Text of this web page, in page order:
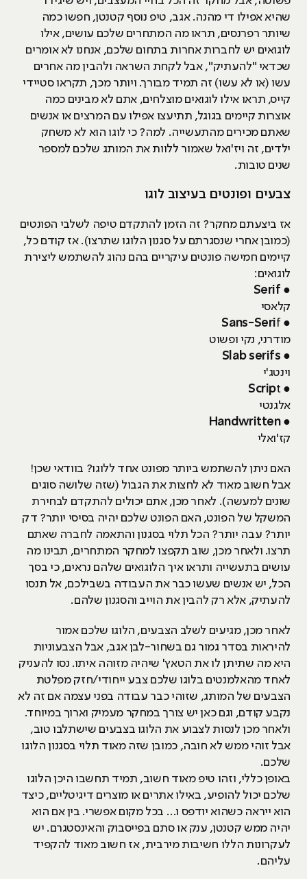
שהיא אפילו די מהנה. אגב, טיפ נוסף קטנטן, חפשו כמה
שיותר רפרנסים, תראו מה המתחרים שלכם עושים, אילו
לוגואים יש לחברות אחרות בתחום שלכם, אנחנו לא אומרים
שכדאי "להעתיק", אבל לקחת השראה ולהבין מה אחרים
עשו (או לא עשו) זה תמיד מבורך. ויותר מכך, תקראו סטיידי
קייס, תראו אילו לוגואים מוצלחים, אתם לא מבינים כמה
אוצרות קיימים בגוגל, תתיעצו אפילו עם המרצים או אנשים
שאתם מכירים מהתעשייה. למה? כי לוגו הוא לא משחק
ילדים, זה ויז'ואל שאמור ללוות את המותג שלכם למספר
שנים טובות.
צבעים ופונטים בעיצוב לוגו
אז ביצעתם מחקר? זה הזמן להתקדם טיפה לשלבי הפונטים
(כמובן אחרי שנסגרתם על סגנון הלוגו שתרצו). אז קודם כל,
קיימים חמישה פונטים עיקריים בהם נהוג להשתמש ליצירת
לוגואים:
●
Serif
קלאסי
●
Sans-Serif
מודרני, נקי ופשוט
●
Slab serifs
וינטג'י
●
Script
אלגנטי
●
Handwritten
קז'ואלי
האם ניתן להשתמש ביותר מפונט אחד ללוגו? בוודאי שכן!
אבל חשוב מאוד לא לחצות את הגבול (שזה שלושה סוגים
שונים למעשה). לאחר מכן, אתם יכולים להתקדם לבחירת
המשקל של הפונט, האם הפונט שלכם יהיה בסיסי יותר? דק
יותר? עבה יותר? הכל תלוי בסגנון והתאמה לחברה שאתם
תרצו. ולאחר מכן, שוב תקפצו למחקר המתחרים, תבינו מה
עושים בתעשייה ותראו איך הלוגואים שלהם נראים, כי בסך
הכל, יש אנשים שעשו כבר את העבודה בשבילכם, אל תנסו
להעתיק, אלא רק להבין את הוייב והסגנון שלהם.
לאחר מכן, מגיעים לשלב הצבעים, הלוגו שלכם אמור
להיראות בסדר גמור גם בשחור-לבן אגב, אבל הצבעוניות
היא מה שתיתן לו את הטאץ' שיהיה מזוהה איתו. נסו להעניק
לאחד מהאלמנטים בלוגו שלכם צבע ייחודי/חזק מפלטת
הצבעים של המותג, שזוהי כבר עבודה בפני עצמה אם זה לא
נקבע קודם, וגם כאן יש צורך במחקר מעמיק וארוך במיוחד.
ולאחר מכן לנסות לצבוע את הלוגו בצבעים שישתלבו טוב,
אבל זוהי ממש לא חובה, כמובן שזה מאוד תלוי בסגנון הלוגו
שלכם.
באופן כללי, וזהו טיפ מאוד חשוב, תמיד תחשבו היכן הלוגו
שלכם יכול להופיע, באילו אתרים או מוצרים דיגיטליים, כיצד
הוא ייראה כשהוא יודפס ו… בכל מקום אפשרי. בין אם הוא
יהיה ממש קטנטן, ענק או סתם בפייסבוק והאינסטגרם. יש
לעקרונות הללו חשיבות מירבית, אז חשוב מאוד להקפיד
עליהם.